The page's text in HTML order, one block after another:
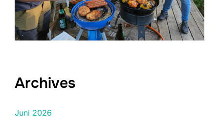
Archives
Juni 2026